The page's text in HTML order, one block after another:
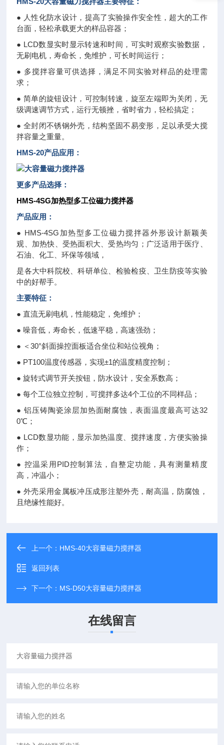
● 人性化防水设计，提高了实验操作安全性，超大的工作
台面，轻松承载更大的样品容器；
● LCD数显实时显示转速和时间，可实时观察实验数据，
无刷电机，寿命长，免维护，可长时间运行；
● 多搅拌容量可供选择，满足不同实验对样品的处理需
求；
● 简单的旋钮设计，可控制转速，旋至左端即为关闭，无
级调速调节方式，运行无顿挫，省时省力，轻松搞定；
● 全封闭不锈钢外壳，结构坚固不易变形，足以承受大搅
拌容量之重量。
HMS-20产品应用：
更多产品选择：
HMS-4SG加热型多工位磁力搅拌器
产品应用：
● HMS-4SG加热型多工位磁力搅拌器外形设计新颖美
观、加热快、受热面积大、受热均匀；广泛适用于医疗、
石油、化工、环保等领域，
是各大中科院校、科研单位、检验检疫、卫生防疫等实验
中的好帮手。
主要特征：
● 直流无刷电机，性能稳定，免维护；
● 噪音低，寿命长，低速平稳，高速强劲；
● ＜30°斜面操控面板适合坐位和站位视角；
● PT100温度传感器，实现±1的温度精度控制；
● 旋转式调节开关按钮，防水设计，安全系数高；
● 每个工位独立控制，可搅拌多达4个工位的不同样品；
● 铝压铸陶瓷涂层加热面耐腐蚀，表面温度最高可达32
0℃；
● LCD数显功能，显示加热温度、搅拌速度，方便实验操
作；
● 控温采用PID控制算法，自整定功能，具有测量精度
高，冲温小；
● 外壳采用金属板冲压成形注塑外壳，耐高温，防腐蚀，
且绝缘性能好。
上一个： HMS-40大容量磁力搅拌器
返回列表
下一个： MS-D50大容量磁力搅拌器
在线留言